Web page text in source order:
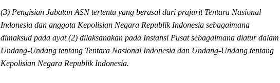
(3) Pengisian Jabatan ASN tertentu yang berasal dari prajurit Tentara Nasional
Indonesia dan anggota Kepolisian Negara Republik Indonesia sebagaimana
dimaksud pada ayat (2) dilaksanakan pada Instansi Pusat sebagaimana diatur dalam
Undang-Undang tentang Tentara Nasional Indonesia dan Undang-Undang tentang
Kepolisian Negara Republik Indonesia.